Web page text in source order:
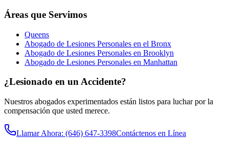
Áreas que Servimos
Queens
Abogado de Lesiones Personales en el Bronx
Abogado de Lesiones Personales en Brooklyn
Abogado de Lesiones Personales en Manhattan
¿Lesionado en un Accidente?
Nuestros abogados experimentados están listos para luchar por la
compensación que usted merece.
Llamar Ahora: (646) 647-3398Contáctenos en Línea